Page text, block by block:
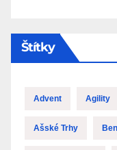
Štítky
Advent Agility
Ašské Trhy